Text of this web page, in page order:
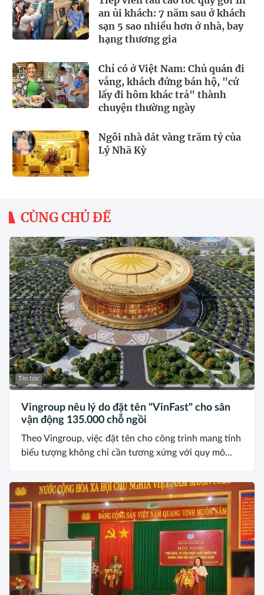
an ủi khách: 7 năm sau ở khách
sạn 5 sao nhiều hơn ở nhà, bay
hạng thương gia
Chỉ có ở Việt Nam: Chủ quán đi
vắng, khách đứng bán hộ, "cứ
lấy đi hôm khác trả" thành
chuyện thường ngày
Ngôi nhà dát vàng trăm tỷ của
Lý Nhã Kỳ
CÙNG CHỦ ĐỀ
Tin tức
Vingroup nêu lý do đặt tên "VinFast" cho sân
vận động 135.000 chỗ ngồi
Theo Vingroup, việc đặt tên cho công trình mang tính
biểu tượng không chỉ cần tương xứng với quy mô...